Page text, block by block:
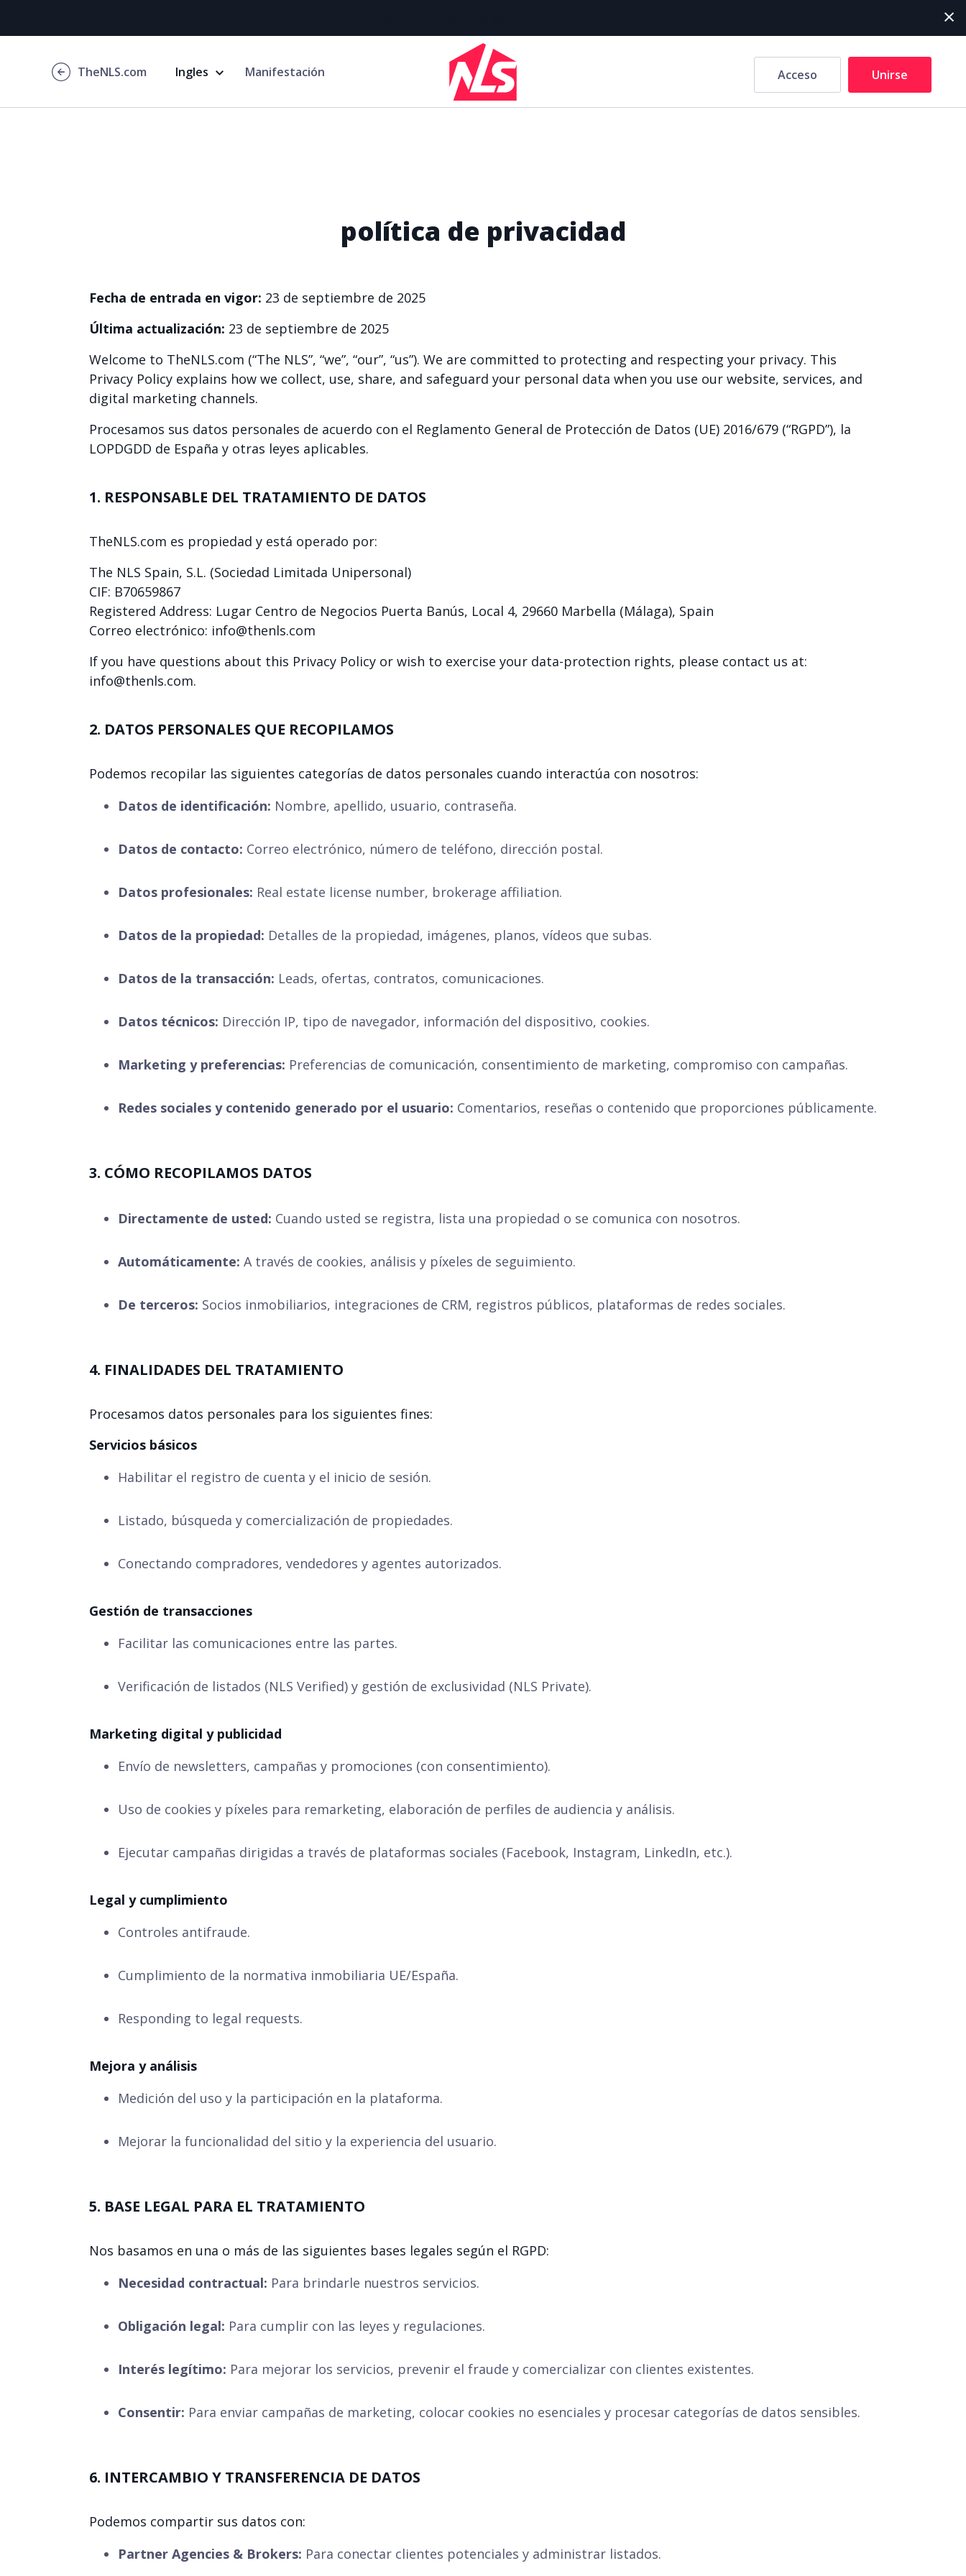
TheNLS.com Ingles Manifestación Acceso Unirse
política de privacidad
Fecha de entrada en vigor: 23 de septiembre de 2025
Última actualización: 23 de septiembre de 2025
Welcome to TheNLS.com (“The NLS”, “we”, “our”, “us”). We are committed to protecting and respecting your privacy. This
Privacy Policy explains how we collect, use, share, and safeguard your personal data when you use our website, services, and
digital marketing channels.
Procesamos sus datos personales de acuerdo con el Reglamento General de Protección de Datos (UE) 2016/679 (“RGPD”), la
LOPDGDD de España y otras leyes aplicables.
1. RESPONSABLE DEL TRATAMIENTO DE DATOS
TheNLS.com es propiedad y está operado por:
The NLS Spain, S.L. (Sociedad Limitada Unipersonal)
CIF: B70659867
Registered Address: Lugar Centro de Negocios Puerta Banús, Local 4, 29660 Marbella (Málaga), Spain
Correo electrónico: info@thenls.com
If you have questions about this Privacy Policy or wish to exercise your data-protection rights, please contact us at:
info@thenls.com.
2. DATOS PERSONALES QUE RECOPILAMOS
Podemos recopilar las siguientes categorías de datos personales cuando interactúa con nosotros:
Datos de identificación: Nombre, apellido, usuario, contraseña.
Datos de contacto: Correo electrónico, número de teléfono, dirección postal.
Datos profesionales: Real estate license number, brokerage affiliation.
Datos de la propiedad: Detalles de la propiedad, imágenes, planos, vídeos que subas.
Datos de la transacción: Leads, ofertas, contratos, comunicaciones.
Datos técnicos: Dirección IP, tipo de navegador, información del dispositivo, cookies.
Marketing y preferencias: Preferencias de comunicación, consentimiento de marketing, compromiso con campañas.
Redes sociales y contenido generado por el usuario: Comentarios, reseñas o contenido que proporciones públicamente.
3. CÓMO RECOPILAMOS DATOS
Directamente de usted: Cuando usted se registra, lista una propiedad o se comunica con nosotros.
Automáticamente: A través de cookies, análisis y píxeles de seguimiento.
De terceros: Socios inmobiliarios, integraciones de CRM, registros públicos, plataformas de redes sociales.
4. FINALIDADES DEL TRATAMIENTO
Procesamos datos personales para los siguientes fines:
Servicios básicos
Habilitar el registro de cuenta y el inicio de sesión.
Listado, búsqueda y comercialización de propiedades.
Conectando compradores, vendedores y agentes autorizados.
Gestión de transacciones
Facilitar las comunicaciones entre las partes.
Verificación de listados (NLS Verified) y gestión de exclusividad (NLS Private).
Marketing digital y publicidad
Envío de newsletters, campañas y promociones (con consentimiento).
Uso de cookies y píxeles para remarketing, elaboración de perfiles de audiencia y análisis.
Ejecutar campañas dirigidas a través de plataformas sociales (Facebook, Instagram, LinkedIn, etc.).
Legal y cumplimiento
Controles antifraude.
Cumplimiento de la normativa inmobiliaria UE/España.
Responding to legal requests.
Mejora y análisis
Medición del uso y la participación en la plataforma.
Mejorar la funcionalidad del sitio y la experiencia del usuario.
5. BASE LEGAL PARA EL TRATAMIENTO
Nos basamos en una o más de las siguientes bases legales según el RGPD:
Necesidad contractual: Para brindarle nuestros servicios.
Obligación legal: Para cumplir con las leyes y regulaciones.
Interés legítimo: Para mejorar los servicios, prevenir el fraude y comercializar con clientes existentes.
Consentir: Para enviar campañas de marketing, colocar cookies no esenciales y procesar categorías de datos sensibles.
6. INTERCAMBIO Y TRANSFERENCIA DE DATOS
Podemos compartir sus datos con:
Partner Agencies & Brokers: Para conectar clientes potenciales y administrar listados.